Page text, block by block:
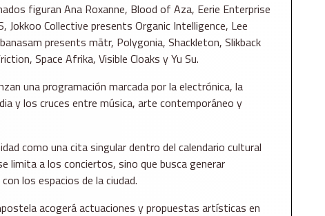
figuran Ana Roxanne, Blood of Aza, Eerie Enterprise
Jokkoo Collective presents Organic Intelligence, Lee
presents mātr, Polygonia, Shackleton, Slikback
Space Afrika, Visible Cloaks y Yu Su.
una programación marcada por la electrónica, la
y los cruces entre música, arte contemporáneo y
como una cita singular dentro del calendario cultural
limita a los conciertos, sino que busca generar
los espacios de la ciudad.
acogerá actuaciones y propuestas artísticas en